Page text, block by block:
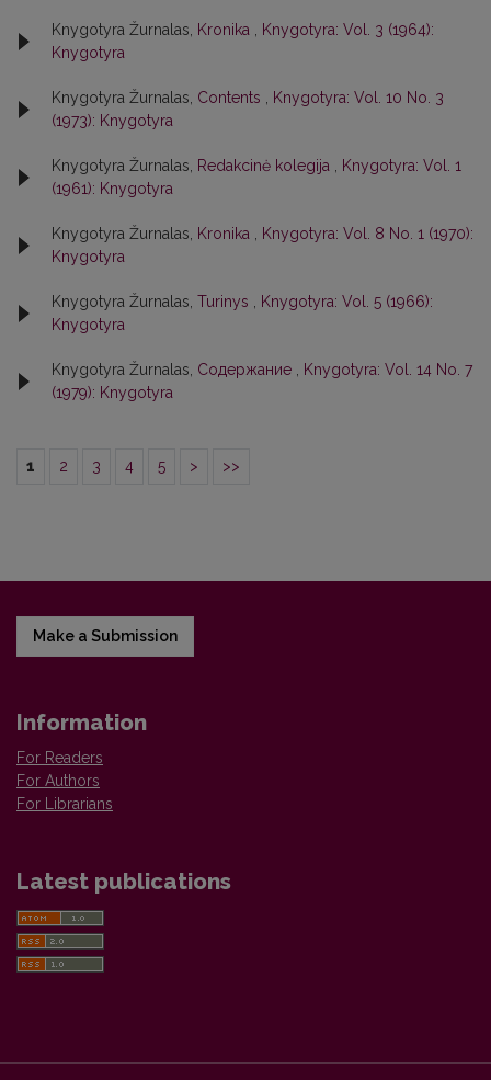
Knygotyra Žurnalas, Kronika
Knygotyra: Vol. 3 (1964):
Knygotyra
Knygotyra Žurnalas, Contents
Knygotyra: Vol. 10 No. 3
(1973): Knygotyra
Knygotyra Žurnalas, Redakcinė kolegija
Knygotyra: Vol. 1
(1961): Knygotyra
Knygotyra Žurnalas, Kronika
Knygotyra: Vol. 8 No. 1 (1970):
Knygotyra
Knygotyra Žurnalas, Turinys
Knygotyra: Vol. 5 (1966):
Knygotyra
Knygotyra Žurnalas, Содержание
Knygotyra: Vol. 14 No. 7
(1979): Knygotyra
1 2 3 4 5 > >>
Make a Submission
Information
For Readers
For Authors
For Librarians
Latest publications